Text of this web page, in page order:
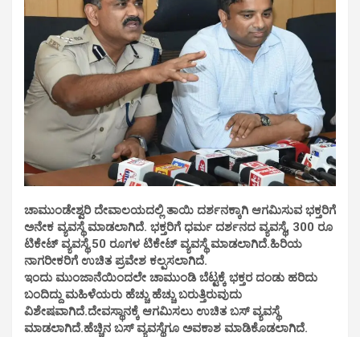
ಚಾಮುಂಡೇಶ್ವರಿ ದೇವಾಲಯದಲ್ಲಿ ತಾಯಿ ದರ್ಶನಕ್ಕಾಗಿ ಆಗಮಿಸುವ ಭಕ್ತರಿಗೆ
ಅನೇಕ ವ್ಯವಸ್ಥೆ ಮಾಡಲಾಗಿದೆ. ಭಕ್ತರಿಗೆ ಧರ್ಮ ದರ್ಶನದ ವ್ಯವಸ್ಥೆ, 300 ರೂ
ಟಿಕೇಟ್ ವ್ಯವಸ್ಥೆ.50 ರೂಗಳ ಟಿಕೇಟ್ ವ್ಯವಸ್ಥೆ ಮಾಡಲಾಗಿದೆ.ಹಿರಿಯ
ನಾಗರೀಕರಿಗೆ ಉಚಿತ ಪ್ರವೇಶ ಕಲ್ಪಸಲಾಗಿದೆ.
ಇಂದು ಮುಂಜಾನೆಯಿಂದಲೇ ಚಾಮುಂಡಿ ಬೆಟ್ಟಕ್ಕೆ ಭಕ್ತರ ದಂಡು ಹರಿದು
ಬಂದಿದ್ದು ಮಹಿಳೆಯರು ಹೆಚ್ಚು ಹೆಚ್ಚು ಬರುತ್ತಿರುವುದು
ವಿಶೇಷವಾಗಿದೆ.ದೇವಸ್ಥಾನಕ್ಕೆ ಆಗಮಿಸಲು ಉಚಿತ ಬಸ್ ವ್ಯವಸ್ಥೆ
ಮಾಡಲಾಗಿದೆ.ಹೆಚ್ಚಿನ ಬಸ್ ವ್ಯವಸ್ಥೆಗೂ ಅವಕಾಶ ಮಾಡಿಕೊಡಲಾಗಿದೆ.